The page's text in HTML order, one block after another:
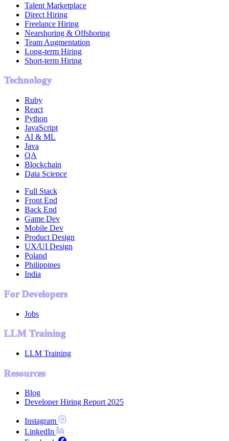
Talent Marketplace
Direct Hiring
Freelance Hiring
Nearshoring & Offshoring
Team Augmentation
Long-term Hiring
Short-term Hiring
Technology
Ruby
React
Python
JavaScript
AI & ML
Java
QA
Blockchain
Data Science
Full Stack
Front End
Back End
Game Dev
Mobile Dev
Product Design
UX/UI Design
Poland
Philippines
India
For Developers
Jobs
LLM Training
LLM Training
Resources
Blog
Developer Hiring Report 2025
Instagram
LinkedIn